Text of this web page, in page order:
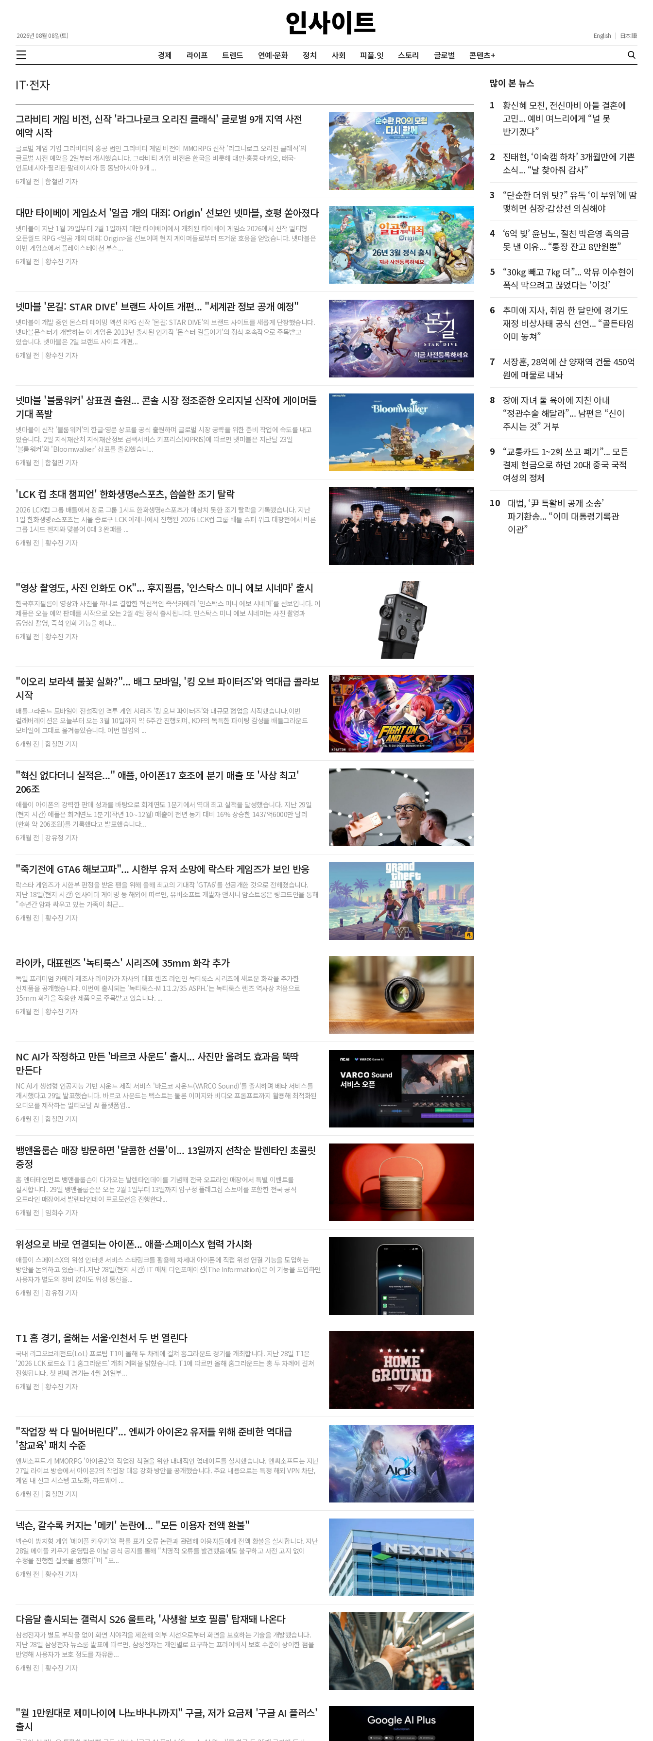
2026년 08월 08일(토) English | 日本語
경제 라이프 트렌드 연예·문화 정치 사회 피플.잇 스토리 글로벌 콘텐츠+
IT·전자
그라비티 게임 비전, 신작 '라그나로크 오리진 클래식' 글로벌 9개 지역 사전
예약 시작
글로벌 게임 기업 그라비티의 홍콩 법인 그라비티 게임 비전이 MMORPG 신작 '라그나로크 오리진 클래식'의
글로벌 사전 예약을 2일부터 개시했습니다. 그라비티 게임 비전은 한국을 비롯해 대만·홍콩·마카오, 태국·
인도네시아·필리핀·말레이시아 등 동남아시아 9개 ...
6개월 전
함철민 기자
대만 타이베이 게임쇼서 '일곱 개의 대죄: Origin' 선보인 넷마블, 호평 쏟아졌다
넷마블이 지난 1월 29일부터 2월 1일까지 대만 타이베이에서 개최된 타이베이 게임쇼 2026에서 신작 멀티형
오픈월드 RPG <일곱 개의 대죄: Origin>을 선보이며 현지 게이머들로부터 뜨거운 호응을 얻었습니다. 넷마블은
이번 게임쇼에서 플레이스테이션 부스...
6개월 전
황수진 기자
넷마블 '몬길: STAR DIVE' 브랜드 사이트 개편... "세계관 정보 공개 예정"
넷마블이 개발 중인 몬스터 테이밍 액션 RPG 신작 '몬길: STAR DIVE'의 브랜드 사이트를 새롭게 단장했습니다.
넷마블몬스터가 개발하는 이 게임은 2013년 출시된 인기작 '몬스터 길들이기'의 정식 후속작으로 주목받고
있습니다. 넷마블은 2일 브랜드 사이트 개편...
6개월 전
황수진 기자
넷마블 '블룸워커' 상표권 출원... 콘솔 시장 정조준한 오리지널 신작에 게이머들
기대 폭발
넷마블이 신작 '블룸워커'의 한글·영문 상표를 공식 출원하며 글로벌 시장 공략을 위한 준비 작업에 속도를 내고
있습니다. 2일 지식재산처 지식재산정보 검색서비스 키프리스(KIPRIS)에 따르면 넷마블은 지난달 23일
'블룸워커'와 'Bloomwalker' 상표를 출원했습니...
6개월 전
함철민 기자
'LCK 컵 초대 챔피언' 한화생명e스포츠, 씁쓸한 조기 탈락
2026 LCK컵 그룹 배틀에서 장로 그룹 1시드 한화생명e스포츠가 예상치 못한 조기 탈락을 기록했습니다. 지난
1일 한화생명e스포츠는 서울 종로구 LCK 아레나에서 진행된 2026 LCK컵 그룹 배틀 슈퍼 위크 대장전에서 바론
그룹 1시드 젠지와 맞붙어 0대 3 완패를 ...
6개월 전
황수진 기자
"영상 촬영도, 사진 인화도 OK"... 후지필름, '인스탁스 미니 에보 시네마' 출시
한국후지필름이 영상과 사진을 하나로 결합한 혁신적인 즉석카메라 '인스탁스 미니 에보 시네마'를 선보입니다. 이
제품은 오늘 예약 판매를 시작으로 오는 2월 4일 정식 출시됩니다. 인스탁스 미니 에보 시네마는 사진 촬영과
동영상 촬영, 즉석 인화 기능을 하나...
6개월 전
황수진 기자
"이오리 보라색 불꽃 실화?"... 배그 모바일, '킹 오브 파이터즈'와 역대급 콜라보
시작
배틀그라운드 모바일이 전설적인 격투 게임 시리즈 '킹 오브 파이터즈'와 대규모 협업을 시작했습니다.이번
컬래버레이션은 오늘부터 오는 3월 10일까지 약 6주간 진행되며, KOF의 독특한 파이팅 감성을 배틀그라운드
모바일에 그대로 옮겨놓았습니다. 이번 협업의 ...
6개월 전
함철민 기자
"혁신 없다더니 실적은..." 애플, 아이폰17 호조에 분기 매출 또 '사상 최고'
206조
애플이 아이폰의 강력한 판매 성과를 바탕으로 회계연도 1분기에서 역대 최고 실적을 달성했습니다. 지난 29일
(현지 시간) 애플은 회계연도 1분기(작년 10∼12월) 매출이 전년 동기 대비 16% 상승한 1437억6000만 달러
(한화 약 206조원)를 기록했다고 발표했습니다...
6개월 전
강유정 기자
"죽기전에 GTA6 해보고파"... 시한부 유저 소망에 락스타 게임즈가 보인 반응
락스타 게임즈가 시한부 판정을 받은 팬을 위해 올해 최고의 기대작 'GTA6'를 선공개한 것으로 전해졌습니다.
지난 18일(현지 시간) 인사이더 게이밍 등 해외에 따르면, 유비소프트 개발자 앤서니 암스트롱은 링크드인을 통해
"수년간 암과 싸우고 있는 가족이 최근...
6개월 전
황수진 기자
라이카, 대표렌즈 '녹티룩스' 시리즈에 35mm 화각 추가
독일 프리미엄 카메라 제조사 라이카가 자사의 대표 렌즈 라인인 녹티룩스 시리즈에 새로운 화각을 추가한
신제품을 공개했습니다. 이번에 출시되는 '녹티룩스-M 1:1.2/35 ASPH.'는 녹티룩스 렌즈 역사상 처음으로
35mm 화각을 적용한 제품으로 주목받고 있습니다. ...
6개월 전
황수진 기자
NC AI가 작정하고 만든 '바르코 사운드' 출시... 사진만 올려도 효과음 뚝딱
만든다
NC AI가 생성형 인공지능 기반 사운드 제작 서비스 '바르코 사운드(VARCO Sound)'를 출시하며 베타 서비스를
개시했다고 29일 발표했습니다. 바르코 사운드는 텍스트는 물론 이미지와 비디오 프롬프트까지 활용해 최적화된
오디오를 제작하는 멀티모달 AI 플랫폼입...
6개월 전
함철민 기자
뱅앤올룹슨 매장 방문하면 '달콤한 선물'이... 13일까지 선착순 발렌타인 초콜릿
증정
홈 엔터테인먼트 뱅앤올룹슨이 다가오는 발렌타인데이를 기념해 전국 오프라인 매장에서 특별 이벤트를
실시합니다. 29일 뱅앤올룹슨은 오는 2월 1일부터 13일까지 압구정 플래그십 스토어를 포함한 전국 공식
오프라인 매장에서 발렌타인데이 프로모션을 진행한다...
6개월 전
임희수 기자
위성으로 바로 연결되는 아이폰... 애플·스페이스X 협력 가시화
애플이 스페이스X의 위성 인터넷 서비스 스타링크를 활용해 차세대 아이폰에 직접 위성 연결 기능을 도입하는
방안을 논의하고 있습니다.지난 28일(현지 시간) IT 매체 디인포메이션(The Information)은 이 기능을 도입하면
사용자가 별도의 장비 없이도 위성 통신을...
6개월 전
강유정 기자
T1 홈 경기, 올해는 서울·인천서 두 번 열린다
국내 리그오브레전드(LoL) 프로팀 T1이 올해 두 차례에 걸쳐 홈그라운드 경기를 개최합니다. 지난 28일 T1은
'2026 LCK 로드쇼 T1 홈그라운드' 개최 계획을 밝혔습니다. T1에 따르면 올해 홈그라운드는 총 두 차례에 걸쳐
진행됩니다. 첫 번째 경기는 4월 24일부...
6개월 전
황수진 기자
"작업장 싹 다 밀어버린다"... 엔씨가 아이온2 유저들 위해 준비한 역대급
'참교육' 패치 수준
엔씨소프트가 MMORPG '아이온2'의 작업장 척결을 위한 대대적인 업데이트를 실시했습니다. 엔씨소프트는 지난
27일 라이브 방송에서 아이온2의 작업장 대응 강화 방안을 공개했습니다. 주요 내용으로는 특정 해외 VPN 차단,
게임 내 신고 시스템 고도화, 하드웨어 ...
6개월 전
함철민 기자
넥슨, 갈수록 커지는 '메키' 논란에... "모든 이용자 전액 환불"
넥슨이 방치형 게임 '메이플 키우기'의 확률 표기 오류 논란과 관련해 이용자들에게 전액 환불을 실시합니다. 지난
28일 메이플 키우기 운영팀은 이날 공식 공지를 통해 "치명적 오류를 발견했음에도 불구하고 사전 고지 없이
수정을 진행한 잘못을 범했다"며 "모...
6개월 전
황수진 기자
다음달 출시되는 갤럭시 S26 울트라, '사생활 보호 필름' 탑재돼 나온다
삼성전자가 별도 부착물 없이 화면 시야각을 제한해 외부 시선으로부터 화면을 보호하는 기술을 개발했습니다.
지난 28일 삼성전자 뉴스룸 발표에 따르면, 삼성전자는 개인별로 요구하는 프라이버시 보호 수준이 상이한 점을
반영해 사용자가 보호 정도를 자유롭...
6개월 전
황수진 기자
"월 1만원대로 제미나이에 나노바나나까지" 구글, 저가 요금제 '구글 AI 플러스'
출시
많이 본 뉴스
1
황신혜 모친, 전신마비 아들 결혼에
고민... 예비 며느리에게 “널 못
반기겠다”
2
진태현, ‘이숙캠 하차’ 3개월만에 기쁜
소식... “날 찾아줘 감사”
3
“단순한 더위 탓?” 유독 ‘이 부위’에 땀
맺히면 심장·갑상선 의심해야
4
‘6억 빚’ 윤남노, 절친 박은영 축의금
못 낸 이유... “통장 잔고 8만원뿐”
5
“30kg 빼고 7kg 더”... 악뮤 이수현이
폭식 막으려고 끊었다는 ‘이것’
6
추미애 지사, 취임 한 달만에 경기도
재정 비상사태 공식 선언... “골든타임
이미 놓쳐”
7
서장훈, 28억에 산 양재역 건물 450억
원에 매물로 내놔
8
장애 자녀 둘 육아에 지친 아내
“정관수술 해달라”... 남편은 “신이
주시는 것” 거부
9
“교통카드 1~2회 쓰고 폐기”... 모든
결제 현금으로 하던 20대 중국 국적
여성의 정체
10
대법, ‘尹 특활비 공개 소송’
파기환송... “이미 대통령기록관
이관”